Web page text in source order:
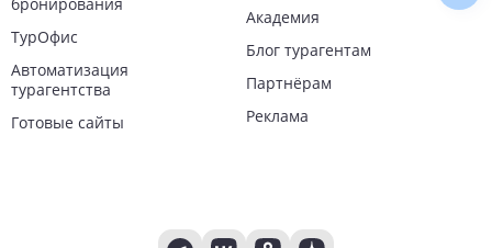
ТурОфис
Автоматизация
турагентства
Готовые сайты
Академия
Блог турагентам
Партнёрам
Реклама